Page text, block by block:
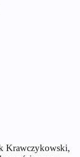
Krawczykowski,